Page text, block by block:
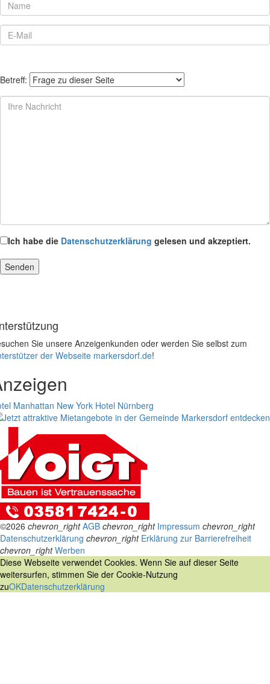
Betreff:
Ich habe die Datenschutzerklärung gelesen und akzeptiert.
Sie unsere Anzeigenkunden oder werden Sie selbst zum
der Webseite markersdorf.de!
Manhattan New York Hotel Nürnberg
©2026 chevron_right AGB chevron_right Impressum chevron_right
Datenschutzerklärung chevron_right Erklärung zur Barrierefreiheit
chevron_right Werben
Diese Webseite verwendet Cookies. Wenn Sie auf dieser Seite
weitersurfen, stimmen Sie der Cookie-Nutzung
zuOKDatenschutzerklärung